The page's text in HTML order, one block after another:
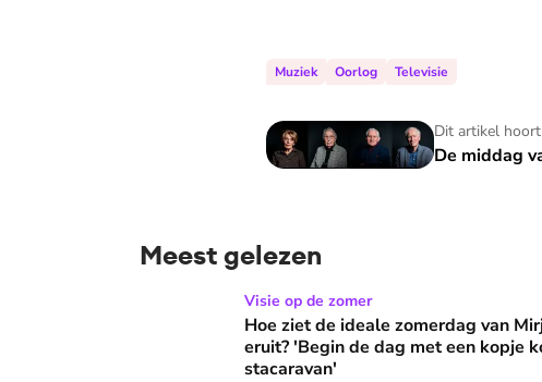
Muziek Oorlog Televisie
Dit artikel
De middag
De middag van '44
Meest gelezen
Hoe ziet de ideale zomerdag van Mirjam
Visie op de zomer
Hoe ziet de ideale zomerdag van
eruit? 'Begin de dag met een kopje
stacaravan'